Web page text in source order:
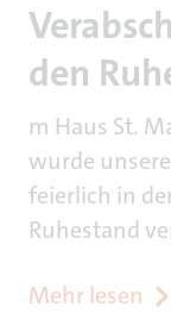
den
m Haus St.
wurde
feierlich in
Ruhestand
Mehr lesen